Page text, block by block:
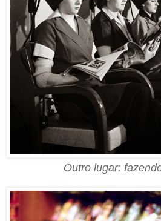
Outro lugar: